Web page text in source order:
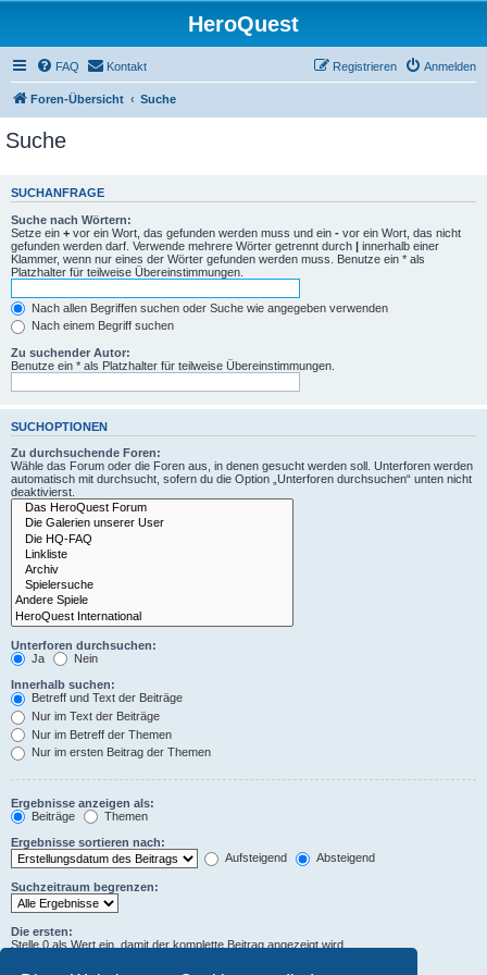
HeroQuest
FAQ Kontakt Anmelden
Registrieren
Foren-Übersicht Suche
Suche
SUCHANFRAGE
Suche nach Wörtern:
Setze ein + vor ein Wort, das gefunden werden muss und ein - vor ein Wort, das nicht
gefunden werden darf. Verwende mehrere Wörter getrennt durch | innerhalb einer
Klammer, wenn nur eines der Wörter gefunden werden muss. Benutze ein * als
Platzhalter für teilweise Übereinstimmungen.
Nach allen Begriffen suchen oder Suche wie angegeben verwenden
Nach einem Begriff suchen
Zu suchender Autor:
Benutze ein * als Platzhalter für teilweise Übereinstimmungen.
SUCHOPTIONEN
Zu durchsuchende Foren:
Wähle das Forum oder die Foren aus, in denen gesucht werden soll. Unterforen werden
automatisch mit durchsucht, sofern du die Option „Unterforen durchsuchen“ unten nicht
deaktivierst.
Unterforen durchsuchen:
Ja
Nein
Innerhalb suchen:
Betreff und Text der Beiträge
Nur im Text der Beiträge
Nur im Betreff der Themen
Nur im ersten Beitrag der Themen
Ergebnisse anzeigen als:
Beiträge
Themen
Ergebnisse sortieren nach:
Aufsteigend
Absteigend
Suchzeitraum begrenzen:
Die ersten:
Stelle 0 als Wert ein, damit der komplette Beitrag angezeigt wird.